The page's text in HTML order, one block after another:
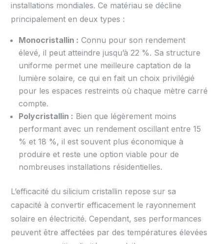
installations mondiales. Ce matériau se décline
principalement en deux types :
Monocristallin : Connu pour son rendement
élevé, il peut atteindre jusqu’à 22 %. Sa structure
uniforme permet une meilleure captation de la
lumière solaire, ce qui en fait un choix privilégié
pour les espaces restreints où chaque mètre carré
compte.
Polycristallin : Bien que légèrement moins
performant avec un rendement oscillant entre 15
% et 18 %, il est souvent plus économique à
produire et reste une option viable pour de
nombreuses installations résidentielles.
L’efficacité du silicium cristallin repose sur sa
capacité à convertir efficacement le rayonnement
solaire en électricité. Cependant, ses performances
peuvent être affectées par des températures élevées